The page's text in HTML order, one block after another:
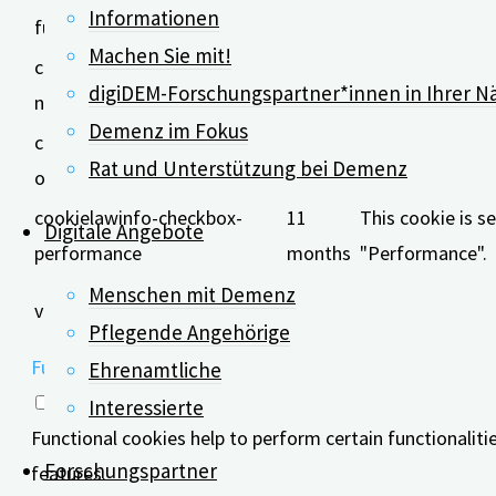
Informationen
Machen Sie mit!
digiDEM-Forschungspartner*innen in Ihrer
Demenz im Fokus
Rat und Unterstützung bei Demenz
Digitale Angebote
Menschen mit Demenz
Pflegende Angehörige
Ehrenamtliche
Interessierte
Forschungspartner
functional
cookielawinfo-checkbox-
necessary
months "Necessary".
cookielawinfo-checkbox-
others
months "Other.
cookielawinfo-checkbox-
performance
11
months
This cookie is
"Performance".
viewed_cookie_policy
11
months
Functional
Functional
Functional cookies help to perform certain
features.